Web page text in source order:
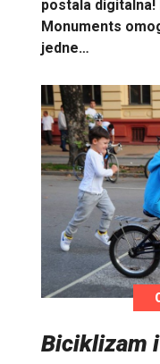
postala digitalna!
Monuments
jedne…
Biciklizam